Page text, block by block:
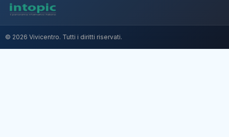
© 2026 Vivicentro. Tutti i diritti riservati.